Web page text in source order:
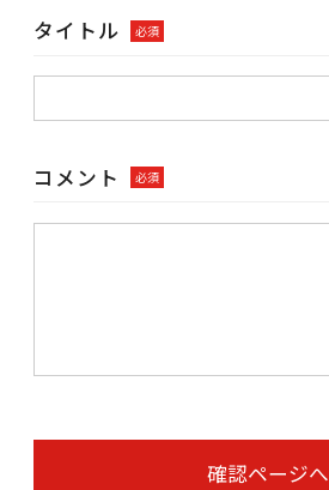
タイトル 必須
コメント 必須
確認ページへ